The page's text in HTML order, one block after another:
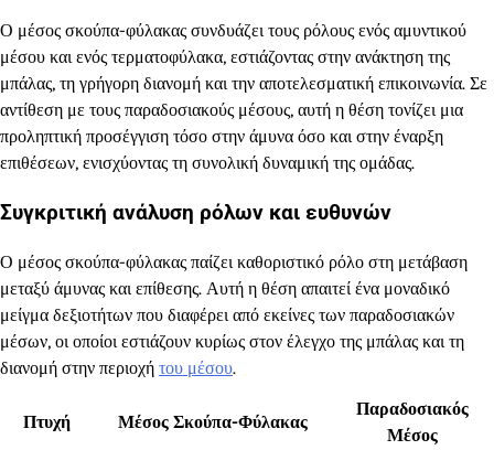
Ο μέσος σκούπα-φύλακας συνδυάζει τους ρόλους ενός αμυντικού
μέσου και ενός τερματοφύλακα, εστιάζοντας στην ανάκτηση της
μπάλας, τη γρήγορη διανομή και την αποτελεσματική επικοινωνία. Σε
αντίθεση με τους παραδοσιακούς μέσους, αυτή η θέση τονίζει μια
προληπτική προσέγγιση τόσο στην άμυνα όσο και στην έναρξη
επιθέσεων, ενισχύοντας τη συνολική δυναμική της ομάδας.
Συγκριτική ανάλυση ρόλων και ευθυνών
Ο μέσος σκούπα-φύλακας παίζει καθοριστικό ρόλο στη μετάβαση
μεταξύ άμυνας και επίθεσης. Αυτή η θέση απαιτεί ένα μοναδικό
μείγμα δεξιοτήτων που διαφέρει από εκείνες των παραδοσιακών
μέσων, οι οποίοι εστιάζουν κυρίως στον έλεγχο της μπάλας και τη
διανομή στην περιοχή του μέσου.
Πτυχή Μέσος Σκούπα-Φύλακας
Παραδοσιακός
Μέσος